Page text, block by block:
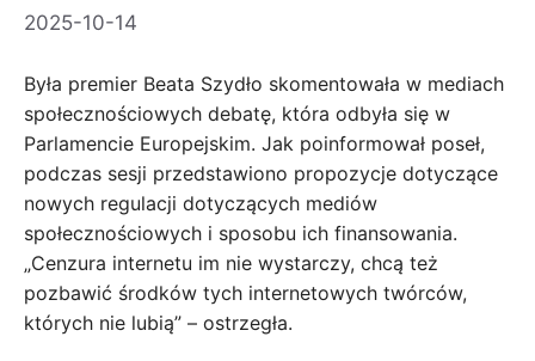
2025-10-14
Była premier Beata Szydło skomentowała w mediach
społecznościowych debatę, która odbyła się w
Parlamencie Europejskim. Jak poinformował poseł,
podczas sesji przedstawiono propozycje dotyczące
nowych regulacji dotyczących mediów
społecznościowych i sposobu ich finansowania.
„Cenzura internetu im nie wystarczy, chcą też
pozbawić środków tych internetowych twórców,
których nie lubią” – ostrzegła.